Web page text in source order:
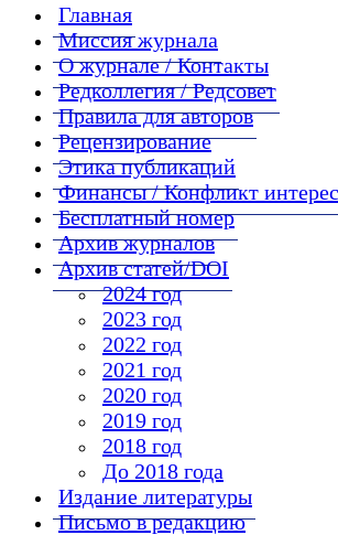
Главная
Миссия журнала
О журнале / Контакты
Редколлегия / Редсовет
Правила для авторов
Рецензирование
Этика публикаций
Финансы / Конфликт
Бесплатный номер
Архив журналов
Архив статей/DOI
2024 год
2023 год
2022 год
2021 год
2020 год
2019 год
2018 год
До 2018 года
Издание литературы
Письмо в редакцию